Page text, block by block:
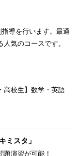
導を行います。最適
気のコースです。
高校生】数学・英語
ミスタ」
演習が可能！